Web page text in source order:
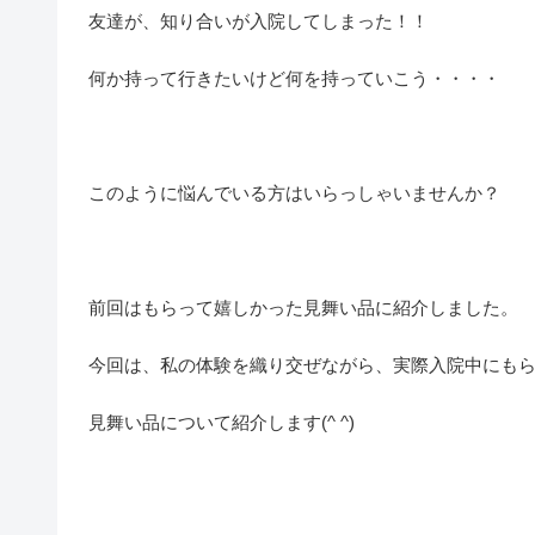
友達が、知り合いが入院してしまった！！
何か持って行きたいけど何を持っていこう・・・・
このように悩んでいる方はいらっしゃいませんか？
前回はもらって嬉しかった見舞い品に紹介しました。
今回は、私の体験を織り交ぜながら、実際入院中にも
見舞い品について紹介します(^ ^)